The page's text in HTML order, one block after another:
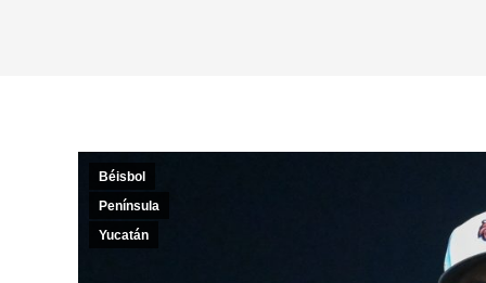
Béisbol
Península
Yucatán